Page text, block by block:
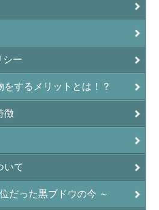
シー
するメリットとは！？
徴
いて
だった黒ブドウの今 ～